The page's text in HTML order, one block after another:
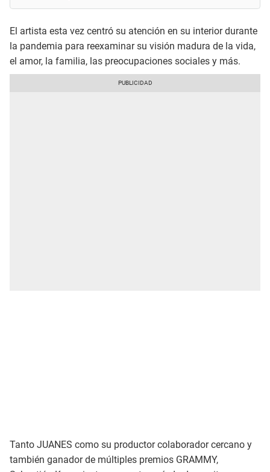
El artista esta vez centró su atención en su interior durante
la pandemia para reexaminar su visión madura de la vida,
el amor, la familia, las preocupaciones sociales y más.
Tanto JUANES como su productor colaborador cercano y
también ganador de múltiples premios GRAMMY,